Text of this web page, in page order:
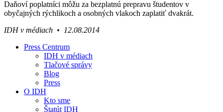
Daňoví poplatníci môžu za bezplatnú prepravu študentov v
obyčajných rýchlikoch a osobných vlakoch zaplatiť dvakrát.
IDH v médiach • 12.08.2014
Váš sprievodca svetom infraštruktúry a
ekonomiky
Press Centrum
IDH v médiach
Tlačové správy
Blog
Press
O IDH
Kto sme
Štatút IDH